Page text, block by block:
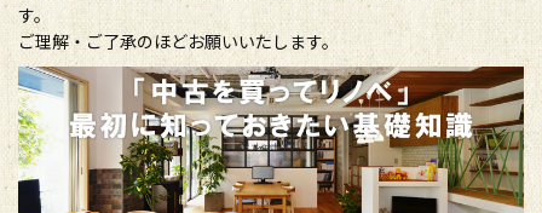
す。
ご理解・ご了承のほどお願いいたします。